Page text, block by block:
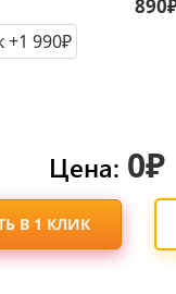
Цена: 0₽
В 1 КЛИК